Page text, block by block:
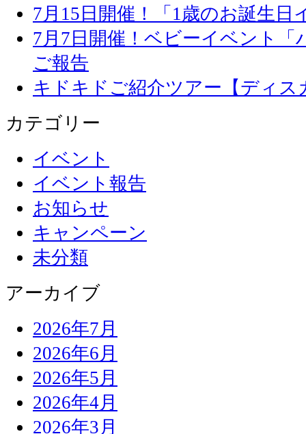
7月15日開催！「1歳のお誕生日
7月7日開催！ベビーイベント
ご報告
キドキドご紹介ツアー【ディス
カテゴリー
イベント
イベント報告
お知らせ
キャンペーン
未分類
アーカイブ
2026年7月
2026年6月
2026年5月
2026年4月
2026年3月